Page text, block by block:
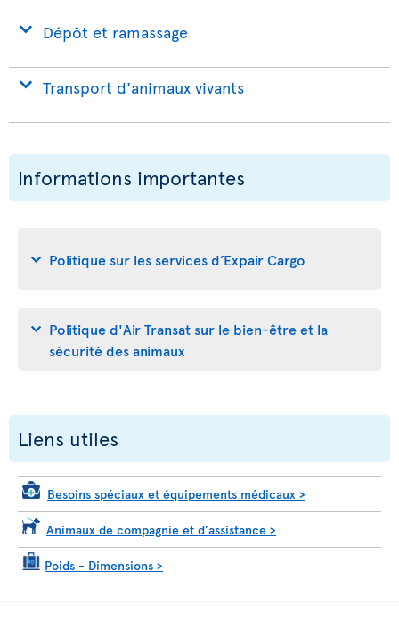
Dépôt et ramassage
Transport d'animaux vivants
Informations importantes
Politique sur les services d’Expair Cargo
Politique d'Air Transat sur le bien-être et la
sécurité des animaux
Liens utiles
Besoins spéciaux et équipements médicaux >
Animaux de compagnie et d’assistance >
Poids - Dimensions >